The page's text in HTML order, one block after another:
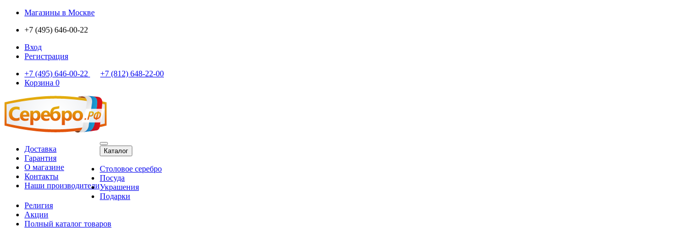
Магазины в Москве
+7 (495) 646-00-22
Вход
Регистрация
+7 (495) 646-00-22
+7 (812) 648-22-00
Корзина 0
Доставка
Гарантия
О магазине
Контакты
Наши производители
Каталог
Столовое серебро
Посуда
Украшения
Подарки
Религия
Акции
Полный каталог товаров